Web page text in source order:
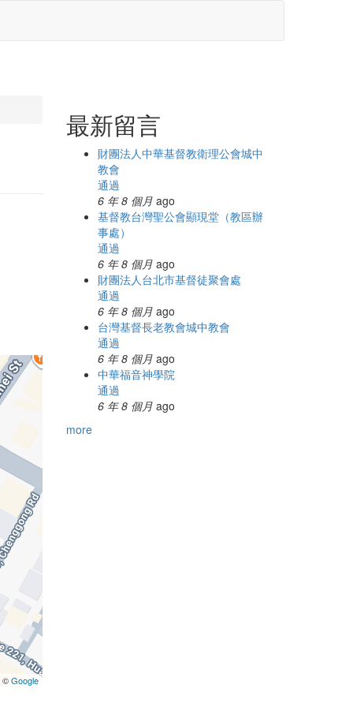
©Google
最新留言
財團法人中華基督教衛理公會城中
教會
通過
6 年 8 個月ago
基督教台灣聖公會顯現堂（教區辦
事處）
通過
6 年 8 個月ago
財團法人台北市基督徒聚會處
通過
6 年 8 個月ago
台灣基督長老教會城中教會
通過
6 年 8 個月ago
中華福音神學院
通過
6 年 8 個月ago
more